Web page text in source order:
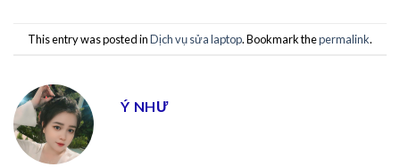
This entry was posted inDịch vụ sửa laptop. Bookmark thepermalink.
Ý NHƯ